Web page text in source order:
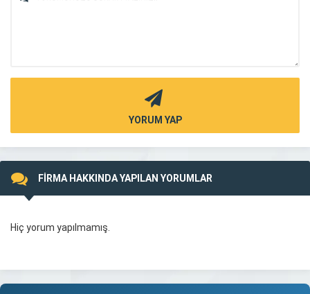
YORUM YAP
FİRMA HAKKINDA YAPILAN YORUMLAR
Hiç yorum yapılmamış.